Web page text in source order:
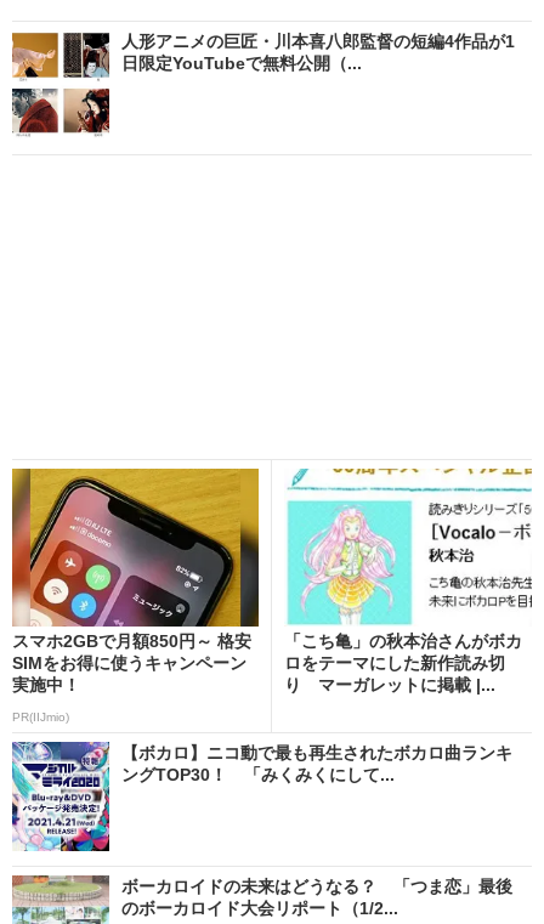
人形アニメの巨匠・川本喜八郎監督の短編4作品が1
日限定YouTubeで無料公開（...
スマホ2GBで月額850円～ 格安
SIMをお得に使うキャンペーン
実施中！
PR(IIJmio)
「こち亀」の秋本治さんがボカ
ロをテーマにした新作読み切
り マーガレットに掲載 |...
【ボカロ】ニコ動で最も再生されたボカロ曲ランキ
ングTOP30！ 「みくみくにして...
ボーカロイドの未来はどうなる？ 「つま恋」最後
のボーカロイド大会リポート（1/2...